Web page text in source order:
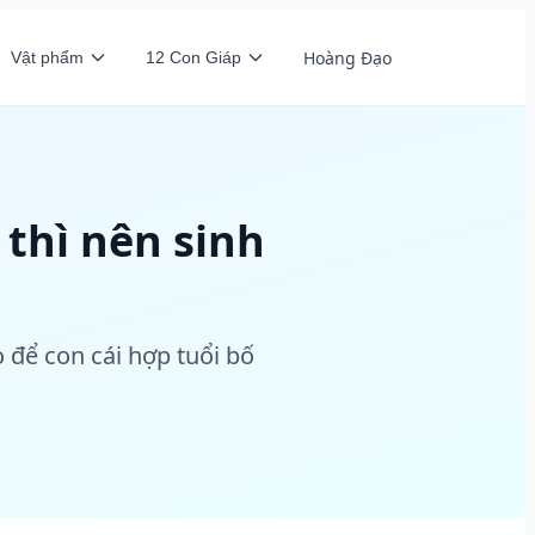
Vật phẩm 12 Con Giáp Hoàng Đạo
nên sinh
con cái hợp tuổi bố